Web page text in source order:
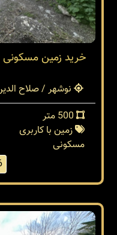
خرید زمین مسکونی
نوشهر / صلاح
زمین با کاربری
مسکونی